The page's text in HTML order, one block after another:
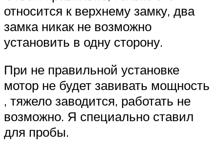
относится к верхнему замку, два
замка никак не возможно
установить в одну сторону.
При не правильной установке
мотор не будет завивать мощность
, тяжело заводится, работать не
возможно. Я специально ставил
для пробы.